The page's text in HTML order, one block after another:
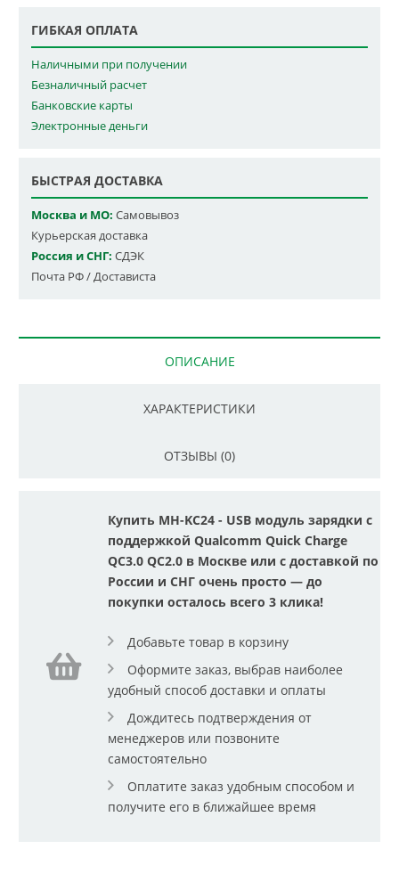
ГИБКАЯ ОПЛАТА
Наличными при получении
Безналичный расчет
Банковские карты
Электронные деньги
БЫСТРАЯ ДОСТАВКА
Москва и МО: Самовывоз
Курьерская доставка
Россия и СНГ: СДЭК
Почта РФ / Достависта
ОПИСАНИЕ
ХАРАКТЕРИСТИКИ
ОТЗЫВЫ (0)
Купить MH-KC24 - USB модуль зарядки с
поддержкой Qualcomm Quick Charge
QC3.0 QC2.0 в Москве или с доставкой по
России и СНГ очень просто — до
покупки осталось всего 3 клика!
Добавьте товар в корзину
Оформите заказ, выбрав наиболее
удобный способ доставки и оплаты
Дождитесь подтверждения от
менеджеров или позвоните
самостоятельно
Оплатите заказ удобным способом и
получите его в ближайшее время